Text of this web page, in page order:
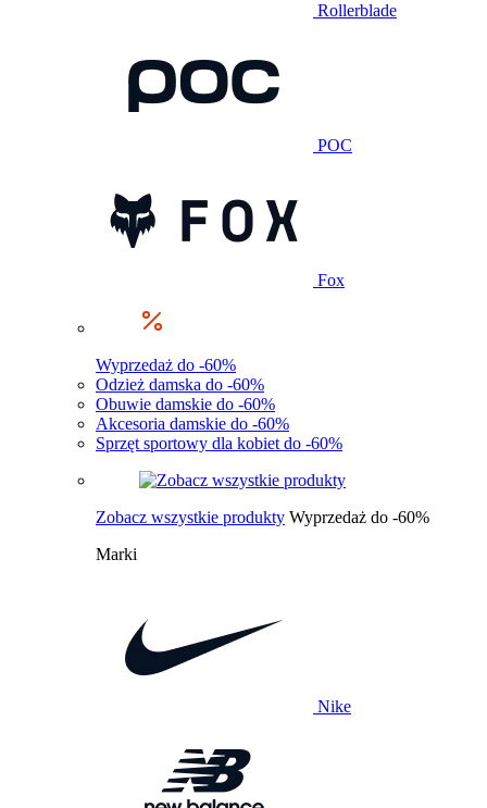
Rollerblade
POC
Fox
Wyprzedaż do -60%
Odzież damska do -60%
Obuwie damskie do -60%
Akcesoria damskie do -60%
Sprzęt sportowy dla kobiet do -60%
Zobacz wszystkie produkty Wyprzedaż do -60%
Marki
Nike